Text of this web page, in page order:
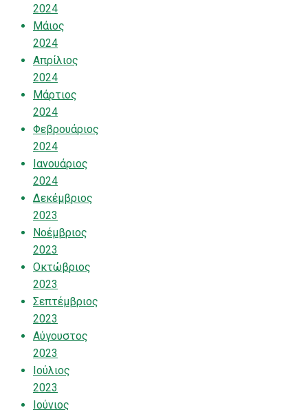
2024
Μάιος
2024
Απρίλιος
2024
Μάρτιος
2024
Φεβρουάριος
2024
Ιανουάριος
2024
Δεκέμβριος
2023
Νοέμβριος
2023
Οκτώβριος
2023
Σεπτέμβριος
2023
Αύγουστος
2023
Ιούλιος
2023
Ιούνιος